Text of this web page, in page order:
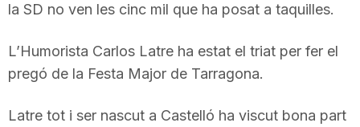
la SD no ven les cinc mil que ha posat a taquilles.
L’Humorista Carlos Latre ha estat el triat per fer el
pregó de la Festa Major de Tarragona.
Latre tot i ser nascut a Castelló ha viscut bona part